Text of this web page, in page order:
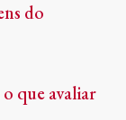
do
que avaliar